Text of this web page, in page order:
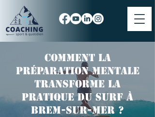
Comment la
préparation mentale
transforme la
pratique du surf à
Brem-sur-Mer ?